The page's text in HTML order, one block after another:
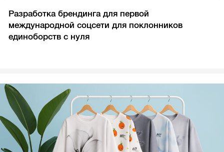
Разработка брендинга для первой
международной соцсети для поклонников
единоборств с нуля